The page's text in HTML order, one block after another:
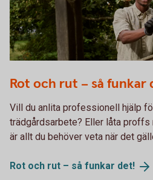
Rot och rut – så funkar
Vill du anlita professionell hjälp
trädgårdsarbete? Eller låta proffs
är allt du behöver veta när det
Rot och rut – så funkar det!